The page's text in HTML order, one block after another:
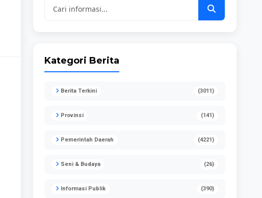
Kategori Berita
Berita Terkini (3011)
Provinsi (141)
Pemerintah Daerah (4221)
Seni & Budaya (26)
Informasi Publik (390)